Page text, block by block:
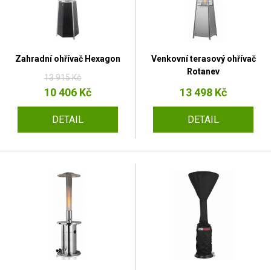
Zahradní ohřívač Hexagon
13 915 Kč
10 406 Kč
DETAIL
Venkovní terasový ohřívač
Rotanev
13 498 Kč
DETAIL